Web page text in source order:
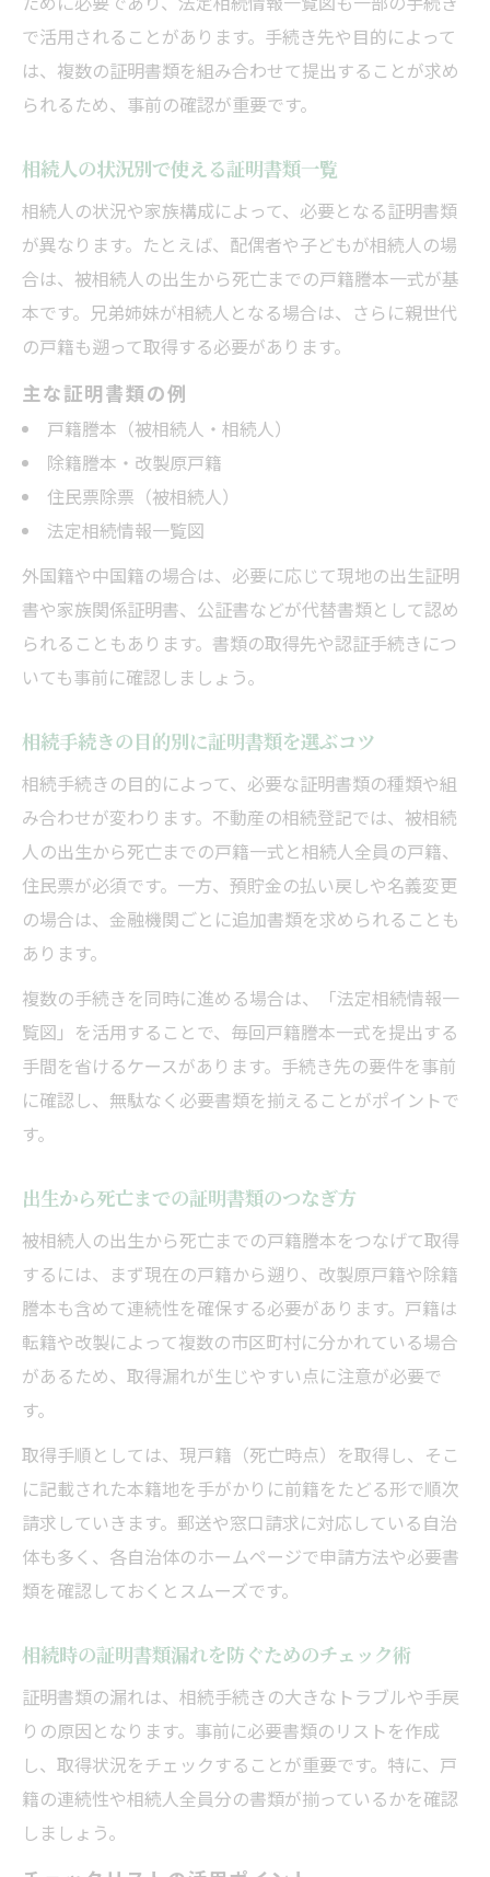
で活用されることがあります。手続き先や目的によって
は、複数の証明書類を組み合わせて提出することが求め
られるため、事前の確認が重要です。
相続人の状況別で使える証明書類一覧
相続人の状況や家族構成によって、必要となる証明書類
が異なります。たとえば、配偶者や子どもが相続人の場
合は、被相続人の出生から死亡までの戸籍謄本一式が基
本です。兄弟姉妹が相続人となる場合は、さらに親世代
の戸籍も遡って取得する必要があります。
主な証明書類の例
戸籍謄本（被相続人・相続人）
除籍謄本・改製原戸籍
住民票除票（被相続人）
法定相続情報一覧図
外国籍や中国籍の場合は、必要に応じて現地の出生証明
書や家族関係証明書、公証書などが代替書類として認め
られることもあります。書類の取得先や認証手続きにつ
いても事前に確認しましょう。
相続手続きの目的別に証明書類を選ぶコツ
相続手続きの目的によって、必要な証明書類の種類や組
み合わせが変わります。不動産の相続登記では、被相続
人の出生から死亡までの戸籍一式と相続人全員の戸籍、
住民票が必須です。一方、預貯金の払い戻しや名義変更
の場合は、金融機関ごとに追加書類を求められることも
あります。
複数の手続きを同時に進める場合は、「法定相続情報一
覧図」を活用することで、毎回戸籍謄本一式を提出する
手間を省けるケースがあります。手続き先の要件を事前
に確認し、無駄なく必要書類を揃えることがポイントで
す。
出生から死亡までの証明書類のつなぎ方
被相続人の出生から死亡までの戸籍謄本をつなげて取得
するには、まず現在の戸籍から遡り、改製原戸籍や除籍
謄本も含めて連続性を確保する必要があります。戸籍は
転籍や改製によって複数の市区町村に分かれている場合
があるため、取得漏れが生じやすい点に注意が必要で
す。
取得手順としては、現戸籍（死亡時点）を取得し、そこ
に記載された本籍地を手がかりに前籍をたどる形で順次
請求していきます。郵送や窓口請求に対応している自治
体も多く、各自治体のホームページで申請方法や必要書
類を確認しておくとスムーズです。
相続時の証明書類漏れを防ぐためのチェック術
証明書類の漏れは、相続手続きの大きなトラブルや手戻
りの原因となります。事前に必要書類のリストを作成
し、取得状況をチェックすることが重要です。特に、戸
籍の連続性や相続人全員分の書類が揃っているかを確認
しましょう。